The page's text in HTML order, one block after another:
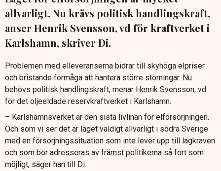
allvarligt. Nu krävs politisk handlingskraft,
anser Henrik Svensson, vd för kraftverket i
Karlshamn, skriver Di.
Problemen med elleveranserna bidrar till skyhöga elpriser
och bristande förmåga att hantera större störningar. Nu
behövs politisk handlingskraft, menar Henrik Svensson, vd
för det oljeeldade reservkraftverket i Karlshamn.
– Karlshamnsverket är den sista livlinan för elförsörjningen.
Och som vi ser det är läget väldigt allvarligt i södra Sverige
med en försörjningssituation som inte lever upp till lagkraven
och som bör adresseras av främst politikerna så fort som
möjligt, säger han till Di.